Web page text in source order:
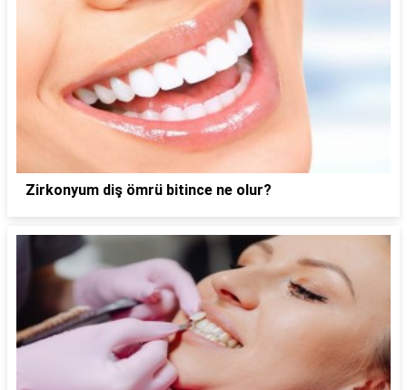
Zirkonyum diş ömrü bitince ne olur?